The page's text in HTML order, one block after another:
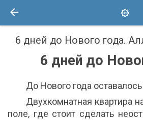
6 дней до Нового года.
6 дней до
До Нового года
Двухкомнатная квартира
поле, где стоит сделать